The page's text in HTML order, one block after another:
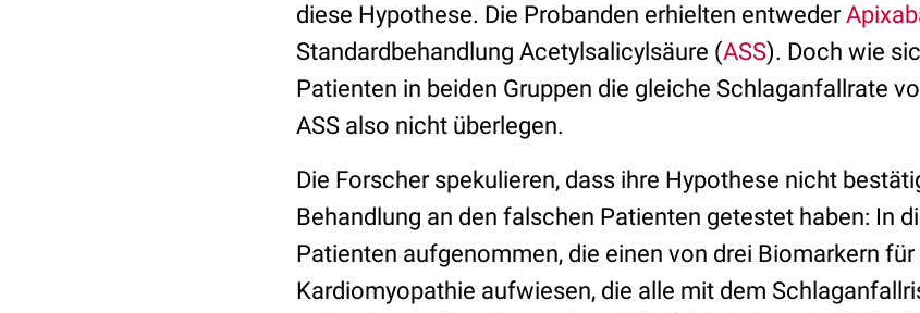
diese Hypothese. Die Probanden erhielten entweder
Standardbehandlung Acetylsalicylsäure (ASS). Doch wie
Patienten in beiden Gruppen die gleiche Schlaganfallrate
ASS also nicht überlegen.
Die Forscher spekulieren, dass ihre Hypothese nicht
Behandlung an den falschen Patienten getestet haben: In
Patienten aufgenommen, die einen von drei Biomarkern für
Kardiomyopathie aufwiesen, die alle mit dem